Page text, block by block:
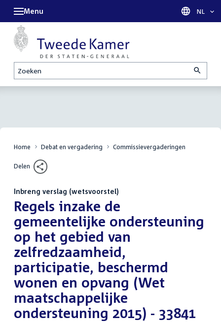
Zoeken
Menu Taal
NL
Home Debat en vergadering Commissievergaderingen
Delen
Inbreng verslag (wetsvoorstel)
:Regels inzake de
gemeentelijke ondersteuning
op het gebied van
zelfredzaamheid,
participatie, beschermd
wonen en opvang (Wet
maatschappelijke
ondersteuning 2015) - 33841